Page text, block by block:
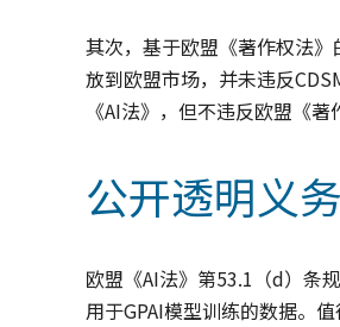
其次，基于欧盟《著作权法
放到欧盟市场，并未违反
《AI法》，但不违反欧盟《著
公开透明义务
欧盟《AI法》第53.1（d）条
用于GPAI模型训练的数据。